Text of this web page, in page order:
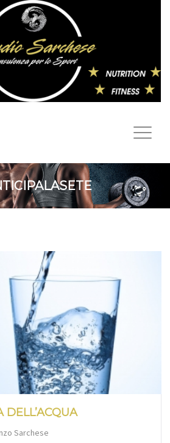
DELL’ACQUA
Sarchese